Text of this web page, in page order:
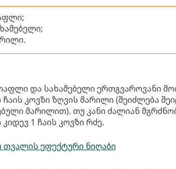
და სახამებელი ერთგვაროვანი
კოვზი ზღვის მარილი (შეიძლება
მარილით). თუ კანი ძალიან
1 ჩაის კოვზი რძე.
ეფექტური ნიღაბი